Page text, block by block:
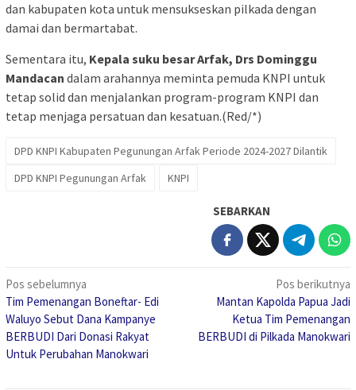
dan kabupaten kota untuk mensukseskan pilkada dengan
damai dan bermartabat.
Sementara itu, Kepala suku besar Arfak, Drs Dominggu
Mandacan dalam arahannya meminta pemuda KNPI untuk
tetap solid dan menjalankan program-program KNPI dan
tetap menjaga persatuan dan kesatuan.(Red/*)
DPD KNPI Kabupaten Pegunungan Arfak Periode 2024-2027 Dilantik
DPD KNPI Pegunungan Arfak
KNPI
SEBARKAN
Navigasi
pos
Pos sebelumnya
Tim Pemenangan Boneftar- Edi
Waluyo Sebut Dana Kampanye
BERBUDI Dari Donasi Rakyat
Untuk Perubahan Manokwari
Pos berikutnya
Mantan Kapolda Papua Jadi
Ketua Tim Pemenangan
BERBUDI di Pilkada Manokwari